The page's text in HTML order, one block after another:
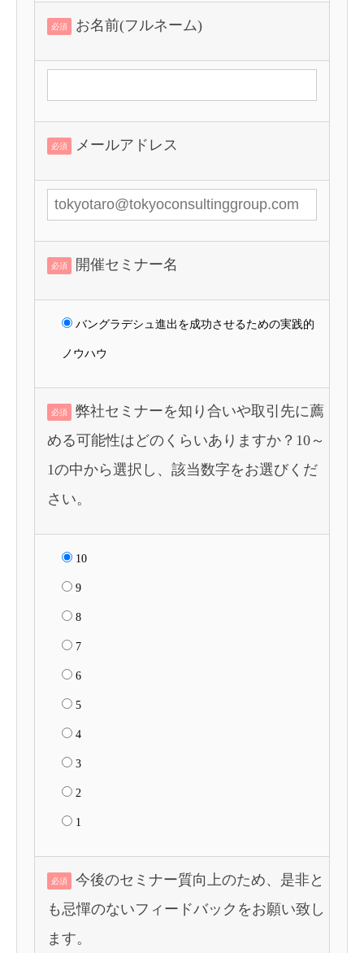
必須 お名前(フルネーム)
必須 メールアドレス
必須 開催セミナー名
バングラデシュ進出を成功させるための実践的
ノウハウ
必須
弊社セミナーを知り合いや取引先に薦
める可能性はどのくらいありますか？10～
1の中から選択し、該当数字をお選びくだ
さい。
10
9
8
7
6
5
4
3
2
1
必須
今後のセミナー質向上のため、是非と
も忌憚のないフィードバックをお願い致し
ます。